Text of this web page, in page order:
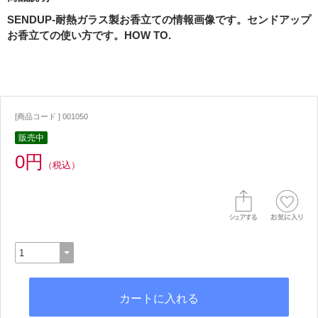
SENDUP-耐熱ガラス製お香立ての情報画像です。センドアップ
お香立ての使い方です。HOW TO.
[商品コード ] 001050
販売中
0円 （税込）